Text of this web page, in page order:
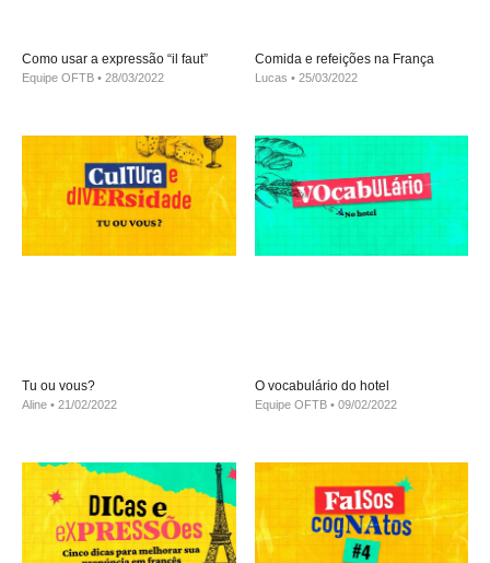
Como usar a expressão “il faut”
Equipe OFTB 28/03/2022
Comida e refeições na França
Lucas 25/03/2022
Tu ou vous?
Aline 21/02/2022
O vocabulário do hotel
Equipe OFTB 09/02/2022